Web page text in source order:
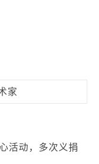
活动，多次义捐